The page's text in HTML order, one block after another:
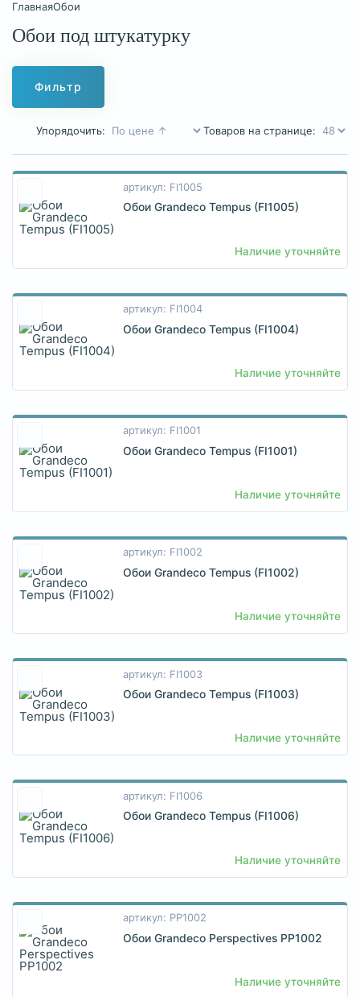
ГлавнаяОбои
Обои под штукатурку
Фильтр
Упорядочить: Товаров на странице:
артикул: FI1005
Обои Grandeco Tempus (FI1005)
Наличие уточняйте
артикул: FI1004
Обои Grandeco Tempus (FI1004)
Наличие уточняйте
артикул: FI1001
Обои Grandeco Tempus (FI1001)
Наличие уточняйте
артикул: FI1002
Обои Grandeco Tempus (FI1002)
Наличие уточняйте
артикул: FI1003
Обои Grandeco Tempus (FI1003)
Наличие уточняйте
артикул: FI1006
Обои Grandeco Tempus (FI1006)
Наличие уточняйте
артикул: PP1002
Обои Grandeco Perspectives PP1002
Наличие уточняйте